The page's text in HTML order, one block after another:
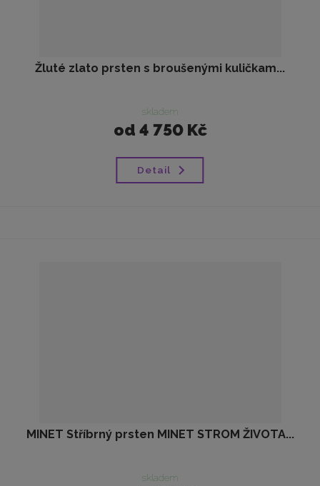
Žluté zlato prsten s broušenými kuličkam...
skladem
od 4 750 Kč
Detail
MINET Stříbrný prsten MINET STROM ŽIVOTA...
skladem